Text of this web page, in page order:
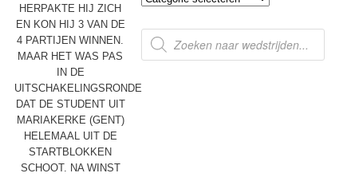
HERPAKTE HIJ ZICH
EN KON HIJ 3 VAN DE
4 PARTIJEN WINNEN.
MAAR HET WAS PAS
IN DE
UITSCHAKELINGSRONDE
DAT DE STUDENT UIT
MARIAKERKE (GENT)
HELEMAAL UIT DE
STARTBLOKKEN
SCHOOT. NA WINST
PRODUCTEN
ZOEKEN